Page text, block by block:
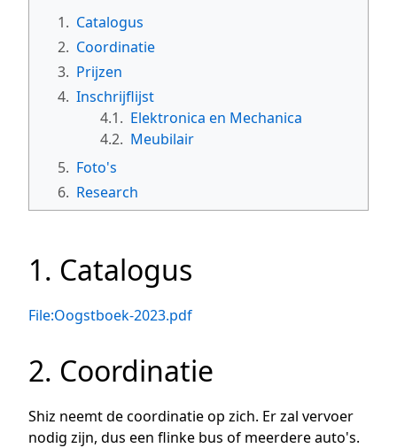
1. Catalogus
2. Coordinatie
3. Prijzen
4. Inschrijflijst
4.1. Elektronica en Mechanica
4.2. Meubilair
5. Foto's
6. Research
1. Catalogus
File:Oogstboek-2023.pdf
2. Coordinatie
Shiz neemt de coordinatie op zich. Er zal vervoer
nodig zijn, dus een flinke bus of meerdere auto's.